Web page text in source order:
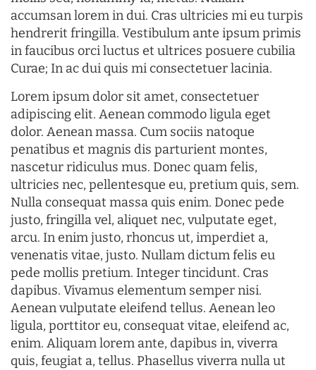
accumsan lorem in dui. Cras ultricies mi eu turpis
hendrerit fringilla. Vestibulum ante ipsum primis
in faucibus orci luctus et ultrices posuere cubilia
Curae; In ac dui quis mi consectetuer lacinia.
Lorem ipsum dolor sit amet, consectetuer
adipiscing elit. Aenean commodo ligula eget
dolor. Aenean massa. Cum sociis natoque
penatibus et magnis dis parturient montes,
nascetur ridiculus mus. Donec quam felis,
ultricies nec, pellentesque eu, pretium quis, sem.
Nulla consequat massa quis enim. Donec pede
justo, fringilla vel, aliquet nec, vulputate eget,
arcu. In enim justo, rhoncus ut, imperdiet a,
venenatis vitae, justo. Nullam dictum felis eu
pede mollis pretium. Integer tincidunt. Cras
dapibus. Vivamus elementum semper nisi.
Aenean vulputate eleifend tellus. Aenean leo
ligula, porttitor eu, consequat vitae, eleifend ac,
enim. Aliquam lorem ante, dapibus in, viverra
quis, feugiat a, tellus. Phasellus viverra nulla ut